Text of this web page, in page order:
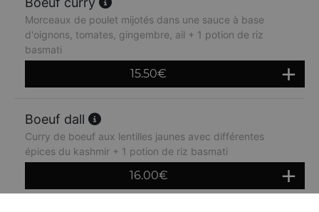
Morceaux de poulet mijotés dans une sauce à base
d'oignons, tomates, gingembre, ail + 1 potion de riz
basmati
15.50€
Boeuf dall
Curry de boeuf aux lentilles jaunes avec différentes
épices du kashmir + 1 potion de riz basmati
16.00€